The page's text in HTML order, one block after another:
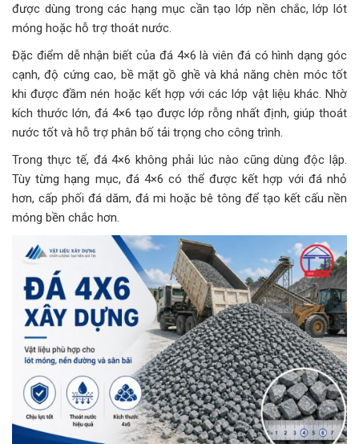
được dùng trong các hạng mục cần tạo lớp nền chắc, lớp lót
móng hoặc hỗ trợ thoát nước.
Đặc điểm dễ nhận biết của đá 4×6 là viên đá có hình dạng góc
cạnh, độ cứng cao, bề mặt gồ ghề và khả năng chèn móc tốt
khi được đầm nén hoặc kết hợp với các lớp vật liệu khác. Nhờ
kích thước lớn, đá 4×6 tạo được lớp rỗng nhất định, giúp thoát
nước tốt và hỗ trợ phân bố tải trọng cho công trình.
Trong thực tế, đá 4×6 không phải lúc nào cũng dùng độc lập.
Tùy từng hạng mục, đá 4×6 có thể được kết hợp với đá nhỏ
hơn, cấp phối đá dăm, đá mi hoặc bê tông để tạo kết cấu nền
móng bền chắc hơn.